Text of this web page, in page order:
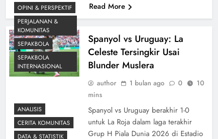
Read More
OPINI & PERSPEKTIF
PERJALANAN &
KOMUNITAS
SEPAKBOLA
SEPAKBOLA
INTERNASIONAL
Spanyol vs Uruguay: La
Celeste Tersingkir Usai
Blunder Muslera
author 1 bulan ago 0
10
mins
Spanyol vs Uruguay berakhir 1-0
untuk La Roja dalam laga terakhir
Grup H Piala Dunia 2026 di Estadio
ANALISIS
CERITA KOMUNITAS
DATA & STATISTIK